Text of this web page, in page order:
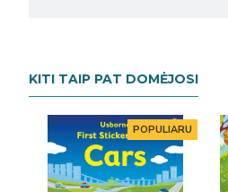
KITI TAIP PAT DOMĖJOSI
POPULIARU